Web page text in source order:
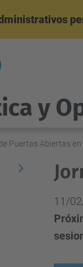
y
Puertas Abiertas en
11/